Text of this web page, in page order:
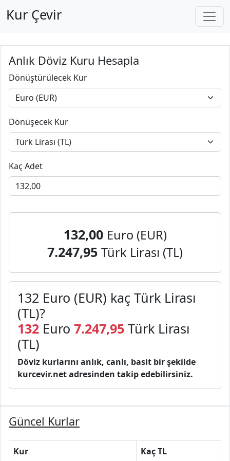
Kur Çevir
Anlık Döviz Kuru Hesapla
Dönüştürülecek Kur
Dönüşecek Kur
Kaç Adet
132,00 Euro (EUR)
7.247,95 Türk Lirası (TL)
132 Euro (EUR) kaç Türk Lirası
(TL)?
132 Euro 7.247,95 Türk Lirası
(TL)
Döviz kurlarını anlık, canlı, basit bir şekilde
kurcevir.net adresinden takip edebilirsiniz.
Güncel Kurlar
Kur
Kaç TL